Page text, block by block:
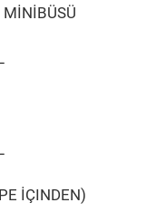
İÇINDEN)